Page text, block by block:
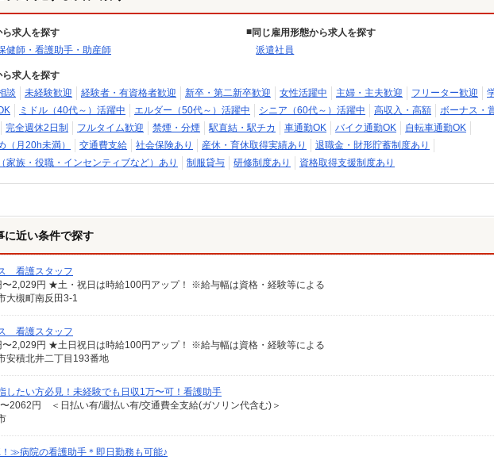
ら求人を探す
健師・看護助手・助産師
同じ雇用形態から求人を探す
派遣社員
ら求人を探す
談
未経験歓迎 経験者・有資格者歓迎 新卒・第二新卒歓迎 女性活躍中 主婦・主夫歓迎 フリーター歓迎
ミドル（40代～）活躍中 エルダー（50代～）活躍中 シニア（60代～）活躍中 高収入・高額
ボーナス・
完全週休2日制 フルタイム歓迎 禁煙・分煙 駅直結・駅チカ 車通勤OK バイク通勤OK
自転車通勤OK
（月20h未満）
交通費支給 社会保険あり 産休・育休取得実績あり
退職金・財形貯蓄制度あり
家族・役職・インセンティブなど）あり
制服貸与 研修制度あり 資格取得支援制度あり
に近い条件で探す
看護スタッフ
〜2,029円 ★土・祝日は時給100円アップ！ ※給与幅は資格・経験等による
大槻町南反田3-1
看護スタッフ
〜2,029円 ★土日祝日は時給100円アップ！ ※給与幅は資格・経験等による
安積北井二丁目193番地
したい方必見！未経験でも日収1万〜可！看護助手
2062円 ＜日払い有/週払い有/交通費全支給(ガソリン代含む)＞
≫病院の看護助手＊即日勤務も可能♪